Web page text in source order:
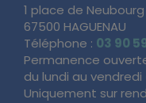
1 place de Neubourg
67500 HAGUENAU
Téléphone : 03 90
Permanence
du lundi au vendredi
Uniquement sur